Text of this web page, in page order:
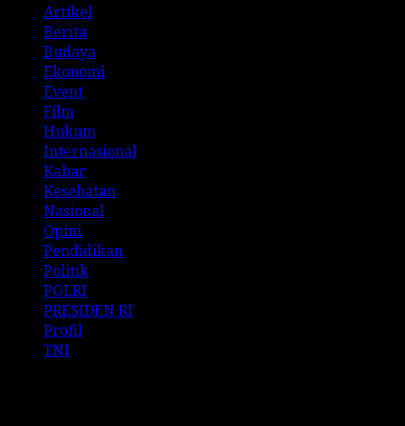
Artikel
Berita
Budaya
Ekonomi
Event
Film
Hukum
Internasional
Kabar
Kesehatan
Nasional
Opini
Pendidikan
Politik
POLRI
PRESIDEN RI
Profil
TNI